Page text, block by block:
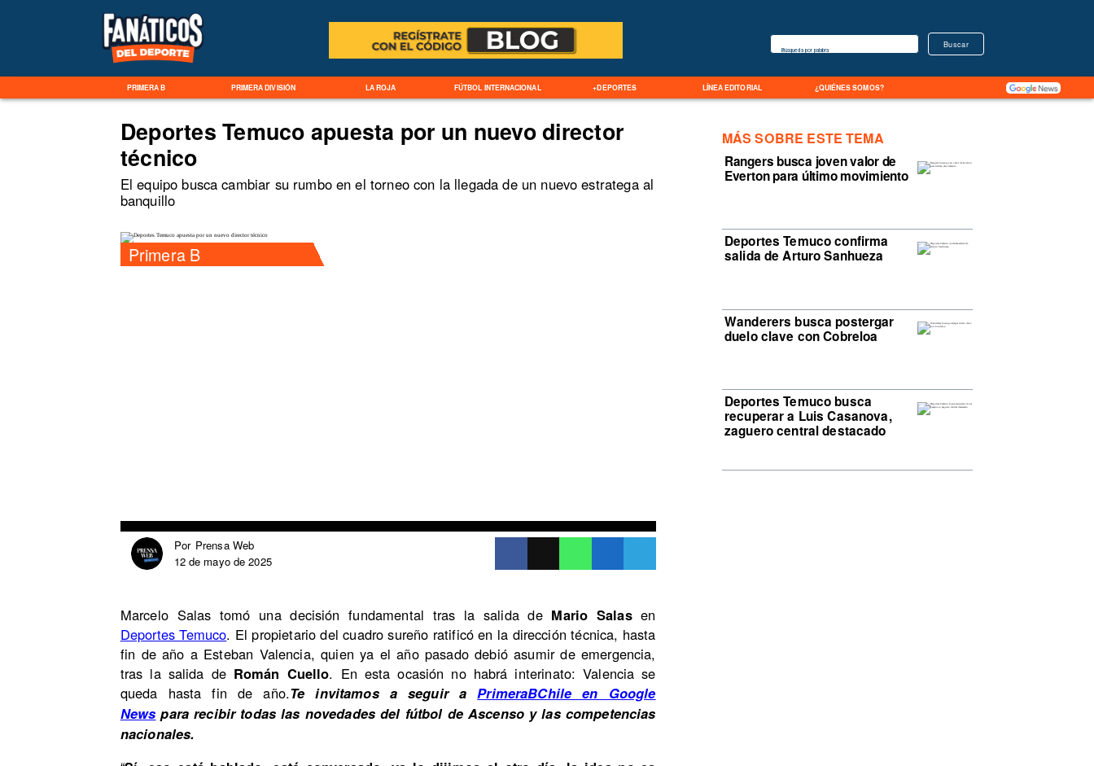
PRIMERA B PRIMERA DIVISIÓN LA ROJA FÚTBOL INTERNACIONAL +DEPORTES LÍNEA EDITORIAL ¿QUIÉNES SOMOS?
Buscar
Búsqueda por palabra
Primera B
Prensa Web
Por
12 de mayo de 2025
Rangers busca joven valor de
Everton para último movimiento
Deportes Temuco confirma
salida de Arturo Sanhueza
Wanderers busca postergar
duelo clave con Cobreloa
Deportes Temuco busca
recuperar a Luis Casanova,
zaguero central destacado
MÁS SOBRE ESTE TEMA
Deportes Temuco apuesta por un nuevo director
técnico
El equipo busca cambiar su rumbo en el torneo con la llegada de un nuevo estratega al
banquillo
Marcelo Salas tomó una decisión fundamental tras la salida de Mario Salasen
Deportes Temuco. El propietario del cuadro sureño ratificó en la dirección técnica, hasta
fin de año a Esteban Valencia, quien ya el año pasado debió asumir de emergencia,
tras la salida de Román Cuello. En esta ocasión no habrá interinato: Valencia se
queda hasta fin de año.Te invitamos a seguir aPrimeraBChile en Google
News para recibir todas las novedades del fútbol de Ascenso y las competencias
nacionales.